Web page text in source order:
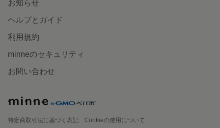
お知らせ
ヘルプとガイド
利用規約
minneのセキュリティ
お問い合わせ
特定商取引法に基づく表記
Cookieの使用について